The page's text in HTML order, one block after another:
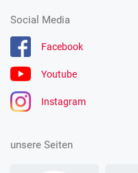
Social Media
Facebook
Youtube
Instagram
unsere Seiten